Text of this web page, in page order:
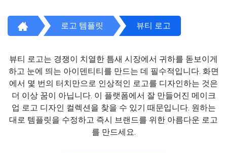
로고 템플릿 뷰티 로고
뷰티 로고는 경쟁이 치열한 틈새 시장에서 귀하를 돋보이게
하고 눈에 띄는 아이덴티티를 만드는 데 필수적입니다. 화면
에서 몇 번의 터치만으로 인상적인 로고를 디자인하는 것은
더 이상 꿈이 아닙니다. 이 플랫폼에서 잘 만들어진 메이크
업 로고 디자인 컬렉션을 찾을 수 있기 때문입니다. 원하는
대로 템플릿을 수정하고 즉시 브랜드를 위한 아름다운 로고
를 만드세요.